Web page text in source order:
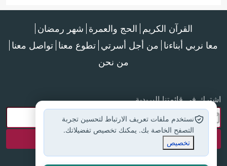
القرآن الكريم الحج والعمرة شهر رمضان
معا نربي أبناءنا من أجل أسرتي تطوع معنا تواصل معنا
من نحن
اشترك في قائمتنا البريدية
نستخدم ملفات تعريف الارتباط لتحسين تجربة
التصفح الخاصة بك. يمكنك تخصيص تفضيلاتك.
تخصيص